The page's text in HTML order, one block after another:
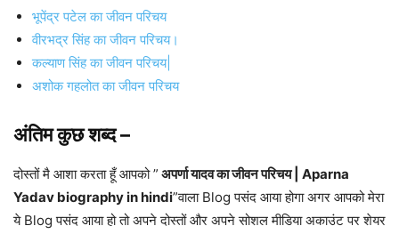
भूपेंद्र पटेल का जीवन परिचय
वीरभद्र सिंह का जीवन परिचय।
कल्याण सिंह का जीवन परिचय|
अशोक गहलोत का जीवन परिचय
अंतिम कुछ शब्द –
दोस्तों मै आशा करता हूँ आपको ” अपर्णा यादव का जीवन परिचय | Aparna
Yadav biography in hindi”वाला Blog पसंद आया होगा अगर आपको मेरा
ये Blog पसंद आया हो तो अपने दोस्तों और अपने सोशल मीडिया अकाउंट पर शेयर